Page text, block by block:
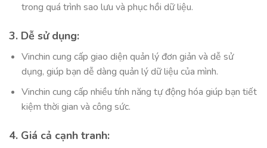
trong quá trình sao lưu và phục hồi dữ liệu.
3. Dễ sử dụng:
Vinchin cung cấp giao diện quản lý đơn giản và dễ sử
dụng, giúp bạn dễ dàng quản lý dữ liệu của mình.
Vinchin cung cấp nhiều tính năng tự động hóa giúp bạn tiết
kiệm thời gian và công sức.
4. Giá cả cạnh tranh: